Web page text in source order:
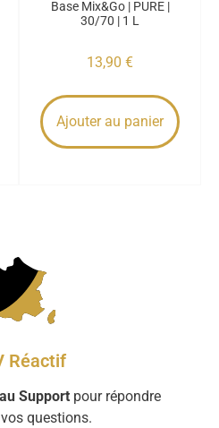
Base Mix&Go | PURE |
30/70 | 1 L
13,90 €
Ajouter au panier
Réactif
Support pour répondre
questions.